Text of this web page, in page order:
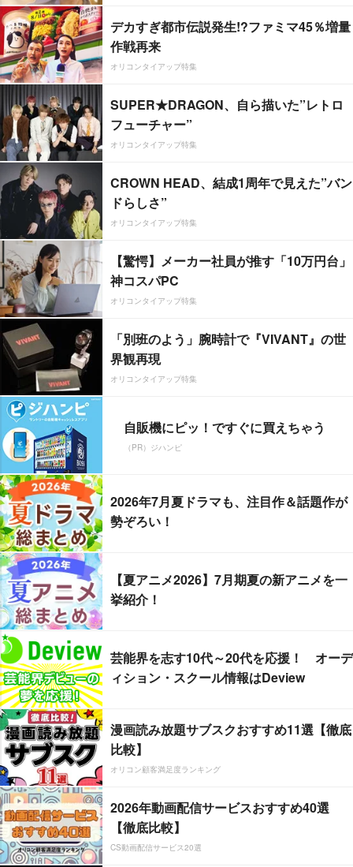
デカすぎ都市伝説発生!?ファミマ45％増量
作戦再来
オリコンタイアップ特集
SUPER★DRAGON、自ら描いた”レトロ
フューチャー”
オリコンタイアップ特集
CROWN HEAD、結成1周年で見えた”バン
ドらしさ”
オリコンタイアップ特集
【驚愕】メーカー社員が推す「10万円台」
神コスパPC
オリコンタイアップ特集
「別班のよう」腕時計で『VIVANT』の世
界観再現
オリコンタイアップ特集
自販機にピッ！ですぐに買えちゃう
（PR）ジハンピ
2026年7月夏ドラマも、注目作＆話題作が
勢ぞろい！
【夏アニメ2026】7月期夏の新アニメを一
挙紹介！
芸能界を志す10代～20代を応援！ オーデ
ィション・スクール情報はDeview
漫画読み放題サブスクおすすめ11選【徹底
比較】
オリコン顧客満足度ランキング
2026年動画配信サービスおすすめ40選
【徹底比較】
CS動画配信サービス20選